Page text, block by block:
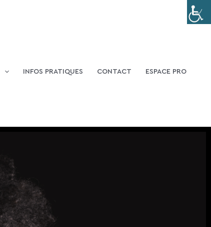
INFOS PRATIQUES CONTACT ESPACE PRO